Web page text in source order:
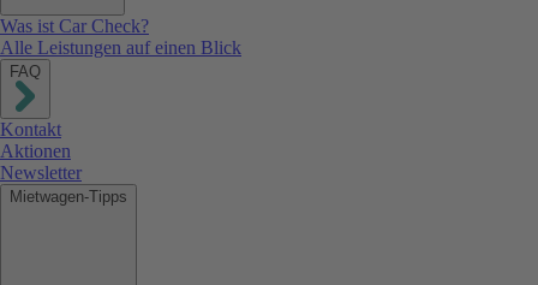
Was ist Car Check?
Alle Leistungen auf einen Blick
FAQ
Kontakt
Aktionen
Newsletter
Mietwagen-Tipps